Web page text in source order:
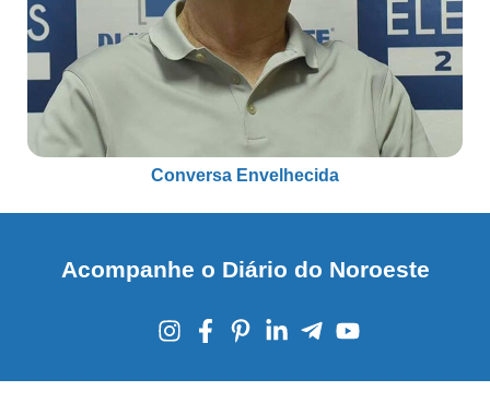
Conversa Envelhecida
Acompanhe o Diário do Noroeste